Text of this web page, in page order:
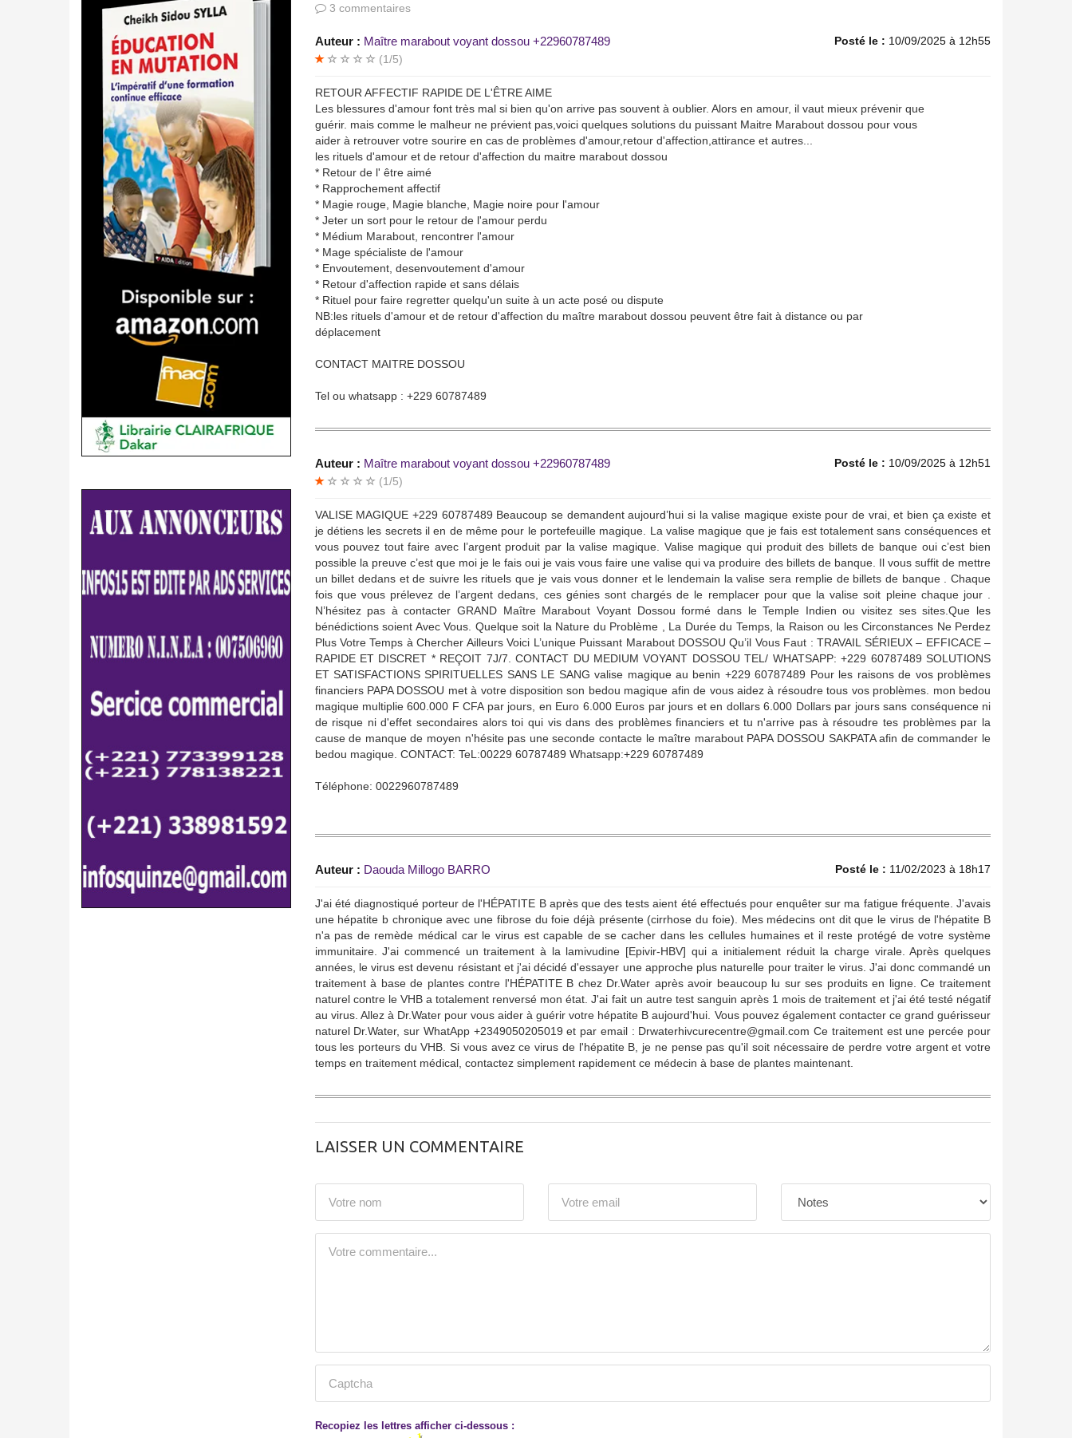
3 commentaires
Auteur : Maître marabout voyant dossou +22960787489 Posté le : 10/09/2025 à 12h55
(1/5)
RETOUR AFFECTIF RAPIDE DE L'ÊTRE AIME
Les blessures d'amour font très mal si bien qu'on arrive pas souvent à oublier. Alors en amour, il vaut mieux prévenir que
guérir. mais comme le malheur ne prévient pas,voici quelques solutions du puissant Maitre Marabout dossou pour vous
aider à retrouver votre sourire en cas de problèmes d'amour,retour d'affection,attirance et autres...
les rituels d'amour et de retour d'affection du maitre marabout dossou
* Retour de l' être aimé
* Rapprochement affectif
* Magie rouge, Magie blanche, Magie noire pour l'amour
* Jeter un sort pour le retour de l'amour perdu
* Médium Marabout, rencontrer l'amour
* Mage spécialiste de l'amour
* Envoutement, desenvoutement d'amour
* Retour d'affection rapide et sans délais
* Rituel pour faire regretter quelqu'un suite à un acte posé ou dispute
NB:les rituels d'amour et de retour d'affection du maître marabout dossou peuvent être fait à distance ou par
déplacement
CONTACT MAITRE DOSSOU
Tel ou whatsapp : +229 60787489
Auteur : Maître marabout voyant dossou +22960787489 Posté le : 10/09/2025 à 12h51
(1/5)
VALISE MAGIQUE +229 60787489 Beaucoup se demandent aujourd’hui si la valise magique existe pour de vrai, et bien ça existe et
je détiens les secrets il en de même pour le portefeuille magique. La valise magique que je fais est totalement sans conséquences et
vous pouvez tout faire avec l’argent produit par la valise magique. Valise magique qui produit des billets de banque oui c’est bien
possible la preuve c’est que moi je le fais oui je vais vous faire une valise qui va produire des billets de banque. Il vous suffit de mettre
un billet dedans et de suivre les rituels que je vais vous donner et le lendemain la valise sera remplie de billets de banque . Chaque
fois que vous prélevez de l’argent dedans, ces génies sont chargés de le remplacer pour que la valise soit pleine chaque jour .
N’hésitez pas à contacter GRAND Maître Marabout Voyant Dossou formé dans le Temple Indien ou visitez ses sites.Que les
bénédictions soient Avec Vous. Quelque soit la Nature du Problème , La Durée du Temps, la Raison ou les Circonstances Ne Perdez
Plus Votre Temps à Chercher Ailleurs Voici L’unique Puissant Marabout DOSSOU Qu’il Vous Faut : TRAVAIL SÉRIEUX – EFFICACE –
RAPIDE ET DISCRET * REÇOIT 7J/7. CONTACT DU MEDIUM VOYANT DOSSOU TEL/ WHATSAPP: +229 60787489 SOLUTIONS
ET SATISFACTIONS SPIRITUELLES SANS LE SANG valise magique au benin +229 60787489 Pour les raisons de vos problèmes
financiers PAPA DOSSOU met à votre disposition son bedou magique afin de vous aidez à résoudre tous vos problèmes. mon bedou
magique multiplie 600.000 F CFA par jours, en Euro 6.000 Euros par jours et en dollars 6.000 Dollars par jours sans conséquence ni
de risque ni d'effet secondaires alors toi qui vis dans des problèmes financiers et tu n'arrive pas à résoudre tes problèmes par la
cause de manque de moyen n'hésite pas une seconde contacte le maître marabout PAPA DOSSOU SAKPATA afin de commander le
bedou magique. CONTACT: TeL:00229 60787489 Whatsapp:+229 60787489
Téléphone: 0022960787489
Auteur : Daouda Millogo BARRO Posté le : 11/02/2023 à 18h17
J'ai été diagnostiqué porteur de l'HÉPATITE B après que des tests aient été effectués pour enquêter sur ma fatigue fréquente. J'avais
une hépatite b chronique avec une fibrose du foie déjà présente (cirrhose du foie). Mes médecins ont dit que le virus de l'hépatite B
n'a pas de remède médical car le virus est capable de se cacher dans les cellules humaines et il reste protégé de votre système
immunitaire. J'ai commencé un traitement à la lamivudine [Epivir-HBV] qui a initialement réduit la charge virale. Après quelques
années, le virus est devenu résistant et j'ai décidé d'essayer une approche plus naturelle pour traiter le virus. J'ai donc commandé un
traitement à base de plantes contre l'HÉPATITE B chez Dr.Water après avoir beaucoup lu sur ses produits en ligne. Ce traitement
naturel contre le VHB a totalement renversé mon état. J'ai fait un autre test sanguin après 1 mois de traitement et j'ai été testé négatif
au virus. Allez à Dr.Water pour vous aider à guérir votre hépatite B aujourd'hui. Vous pouvez également contacter ce grand guérisseur
naturel Dr.Water, sur WhatApp +2349050205019 et par email : Drwaterhivcurecentre@gmail.com Ce traitement est une percée pour
tous les porteurs du VHB. Si vous avez ce virus de l'hépatite B, je ne pense pas qu'il soit nécessaire de perdre votre argent et votre
temps en traitement médical, contactez simplement rapidement ce médecin à base de plantes maintenant.
LAISSER UN COMMENTAIRE
Recopiez les lettres afficher ci-dessous :